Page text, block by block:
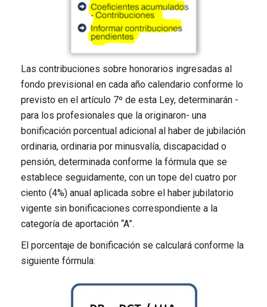
Las contribuciones sobre honorarios ingresadas al
fondo previsional en cada año calendario conforme lo
previsto en el artículo 7º de esta Ley, determinarán -
para los profesionales que la originaron- una
bonificación porcentual adicional al haber de jubilación
ordinaria, ordinaria por minusvalía, discapacidad o
pensión, determinada conforme la fórmula que se
establece seguidamente, con un tope del cuatro por
ciento (4%) anual aplicada sobre el haber jubilatorio
vigente sin bonificaciones correspondiente a la
categoría de aportación “A”.
El porcentaje de bonificación se calculará conforme la
siguiente fórmula: